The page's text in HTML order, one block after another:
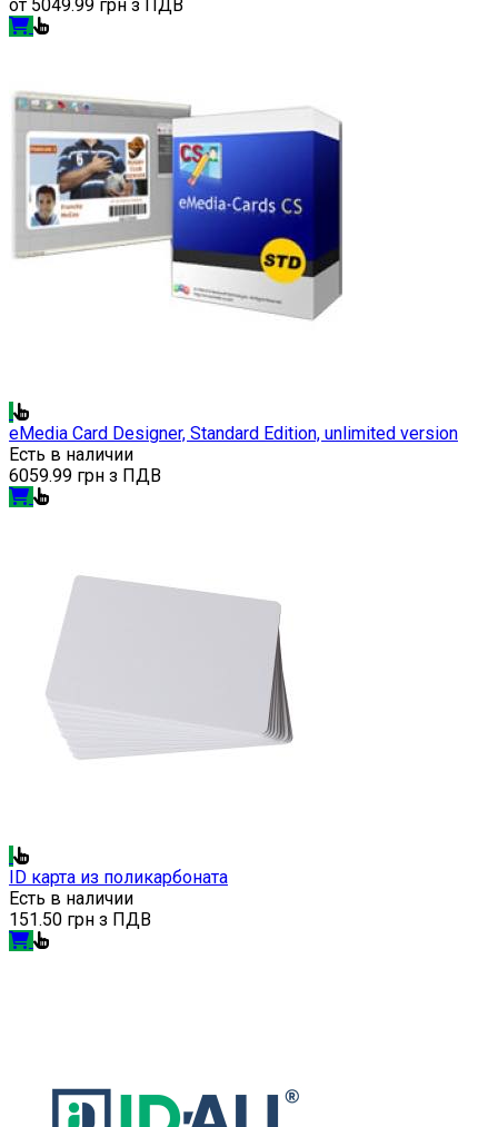
от 5049.99 грн з ПДВ
eMedia Card Designer, Standard Edition, unlimited version
Есть в наличии
6059.99 грн з ПДВ
ID карта из поликарбоната
Есть в наличии
151.50 грн з ПДВ